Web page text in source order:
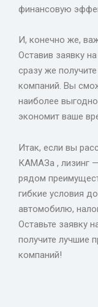
финансовую
И, конечно же,
Оставив заявку
сразу же
компаний. Вы
наиболее
экономит ваше
Итак, если вы
КАМАЗа , лизинг
рядом
гибкие условия
автомобилю,
Оставьте заявку
получите лучшие
компаний!